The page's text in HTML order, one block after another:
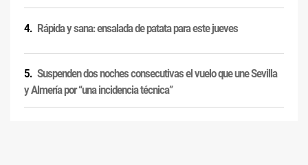
Rápida y sana: ensalada de patata para este jueves
Suspenden dos noches consecutivas el vuelo que une Sevilla
y Almería por “una incidencia técnica”